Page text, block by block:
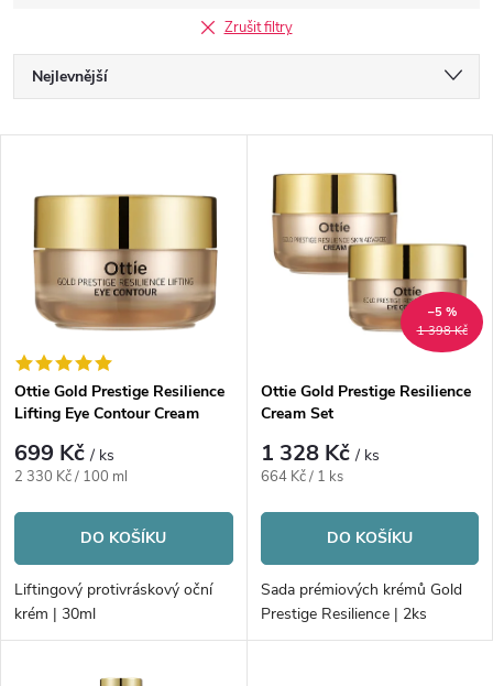
Zrušit filtry
Ř
a
e
n
í
p
r
o
d
u
Nejlevnější
Abecedně
ý
p
s
p
r
o
d
u
Ottie Gold Prestige Resilience
Lifting Eye Contour Cream
699 Kč/ ks
Měrná
2 330 Kč / 100 ml
DO KOŠÍKU
Liftingový protivráskový oční
krém | 30ml
1 398 Kč
–5 %
Ottie Gold Prestige Resilience
Cream Set
1 328 Kč/ ks
Měrná
664 Kč / 1 ks
DO KOŠÍKU
Sada prémiových krémů Gold
Prestige Resilience | 2ks